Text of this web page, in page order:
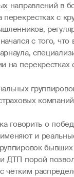
направлений в
перекрестках с
с того, что
на
говорить о
и
ДТП порой
четким